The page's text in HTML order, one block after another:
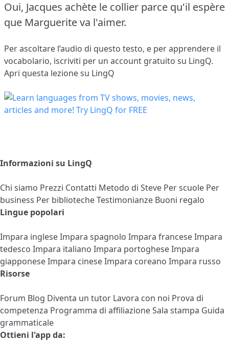
Oui, Jacques achète le collier parce qu'il espère
que Marguerite va l'aimer.
Per ascoltare l’audio di questo testo, e per apprendere il
vocabolario, iscriviti per un account gratuito su LingQ.
Apri questa lezione su LingQ
Informazioni su LingQ
Chi siamo Prezzi Contatti Metodo di Steve Per scuole Per
business Per bibliotecheTestimonianze Buoni regalo
Lingue popolari
Impara ingleseImpara spagnolo Impara franceseImpara
tedesco Impara italiano Impara portogheseImpara
giapponeseImpara cineseImpara coreano Impara russo
Risorse
Forum Blog Diventa un tutor Lavora con noi Prova di
competenza Programma di affiliazioneSala stampa Guida
grammaticale
Ottieni l'app da: